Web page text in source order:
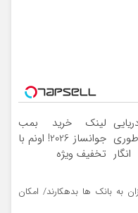
لینک خرید بمب
جوانساز 2026! اونم با
تخفیف ویژه
به بانک ها بدهکارند/ امکان